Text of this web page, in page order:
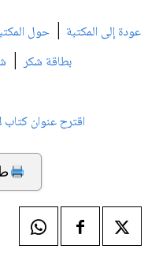
عودة إلى المكتبة | حول
بطاقة شكر|
اقترح عنوان